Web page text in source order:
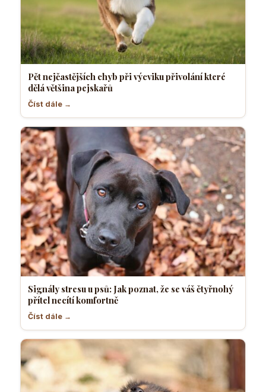
Pět nejčastějších chyb při výcviku přivolání které
dělá většina pejskařů
Číst dále →
Signály stresu u psů: Jak poznat, že se váš čtyřnohý
přítel necítí komfortně
Číst dále →